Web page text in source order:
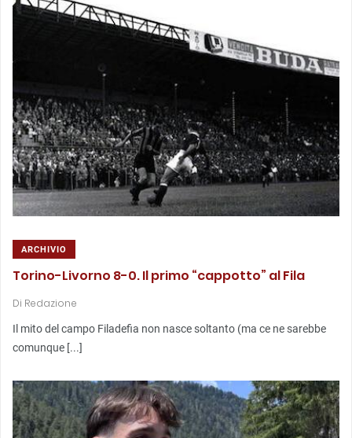
ARCHIVIO
Torino-Livorno 8-0. Il primo “cappotto” al Fila
Di Redazione
Il mito del campo Filadefia non nasce soltanto (ma ce ne sarebbe
comunque [...]